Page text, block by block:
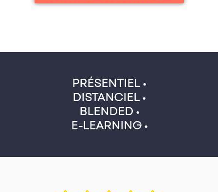
PRÉSENTIEL •
DISTANCIEL •
BLENDED •
E-LEARNING •